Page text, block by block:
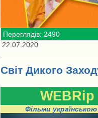
Переглядів: 2490
22.07.2020
Світ Дикого
WEBRip
Фільми українською